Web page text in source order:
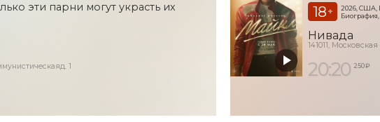
эти парни могут украсть их
1
18 +
2026, США,
Нивада
141011,
20:20 250 ₽